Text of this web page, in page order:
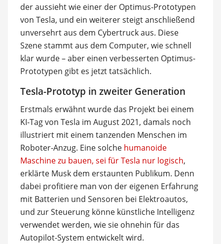
der aussieht wie einer der Optimus-Prototypen
von Tesla, und ein weiterer steigt anschließend
unversehrt aus dem Cybertruck aus. Diese
Szene stammt aus dem Computer, wie schnell
klar wurde – aber einen verbesserten Optimus-
Prototypen gibt es jetzt tatsächlich.
Tesla-Prototyp in zweiter Generation
Erstmals erwähnt wurde das Projekt bei einem
KI-Tag von Tesla im August 2021, damals noch
illustriert mit einem tanzenden Menschen im
Roboter-Anzug. Eine solche humanoide
Maschine zu bauen, sei für Tesla nur logisch,
erklärte Musk dem erstaunten Publikum. Denn
dabei profitiere man von der eigenen Erfahrung
mit Batterien und Sensoren bei Elektroautos,
und zur Steuerung könne künstliche Intelligenz
verwendet werden, wie sie ohnehin für das
Autopilot-System entwickelt wird.